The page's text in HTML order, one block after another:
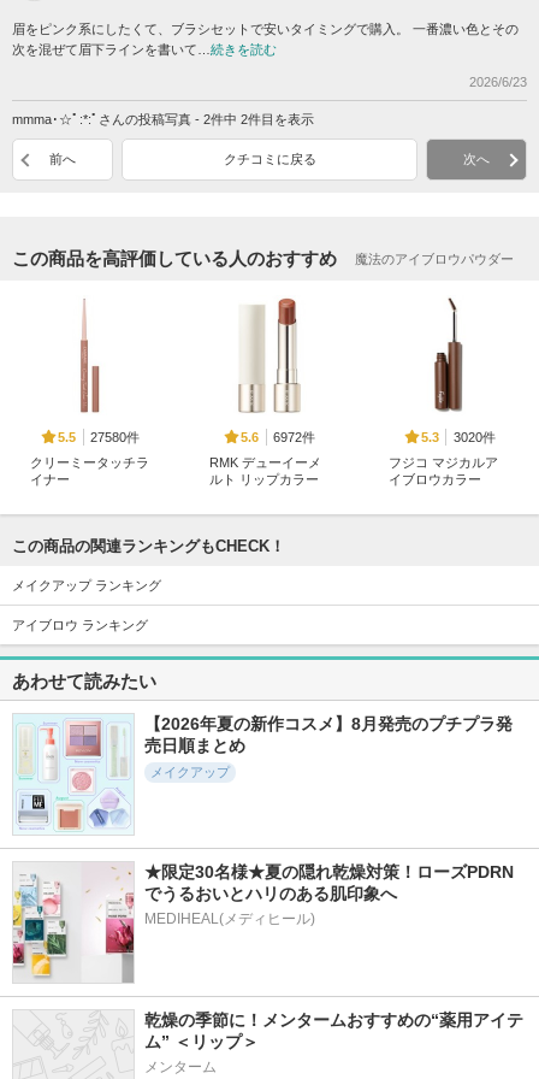
眉をピンク系にしたくて、ブラシセットで安いタイミングで購入。 一番濃い色とその
次を混ぜて眉下ラインを書いて… 続きを読む
2026/6/23
mmma･☆ﾟ:*:ﾟさんの投稿写真 - 2件中 2件目を表示
前へ クチコミに戻る 次へ
この商品を高評価している人のおすすめ 魔法のアイブロウパウダー
5.5
27580件
クリーミータッチラ
イナー
5.6
6972件
RMK デューイーメ
ルト リップカラー
5.3
3020件
フジコ マジカルア
イブロウカラー
5.7
5856件
シグニチャー カラ
ー アイズ
SUQQU(スック)
5.7
3290件
ー ブラッシュ
SUQQU(スック)
5.7
2722件
ザイニング パレッ
ト
3838件
カネボウ シャドウ
オンフェース
KANEBO
5.6
22074件
超細芯アイブロウ
この商品の関連ランキングもCHECK！
メイクアップ ランキング
アイブロウ ランキング
あわせて読みたい
【2026年夏の新作コスメ】8月発売のプチプラ発
売日順まとめ
メイクアップ
★限定30名様★夏の隠れ乾燥対策！ローズPDRN
でうるおいとハリのある肌印象へ
MEDIHEAL(メディヒール)
乾燥の季節に！メンタームおすすめの“薬用アイテ
ム” ＜リップ＞
メンターム